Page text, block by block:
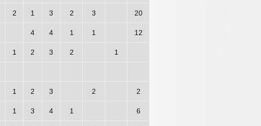
2 1 3 2 3 20
4 4 1 1 12
1 2 3 2 1
1 2 3 2 2
1 3 4 1 6